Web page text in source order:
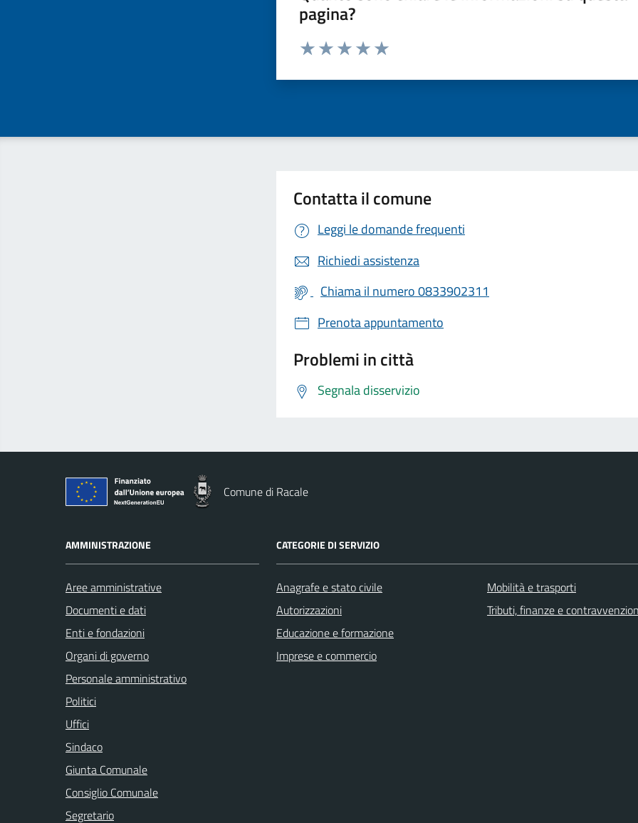
pagina?
Valuta da 1 a 5 stelle la pagina
Contatta il comune
Leggi le domande frequenti
Richiedi assistenza
Chiama il numero 0833902311
Prenota appuntamento
Problemi in città
Segnala disservizio
Comune di Racale
AMMINISTRAZIONE
Aree amministrative
Documenti e dati
Enti e fondazioni
Organi di governo
Personale amministrativo
Politici
Uffici
Sindaco
Giunta Comunale
Consiglio Comunale
Segretario
CATEGORIE DI SERVIZIO
Anagrafe e stato civile
Autorizzazioni
Educazione e formazione
Imprese e commercio
Mobilità e trasporti
Tributi, finanze e